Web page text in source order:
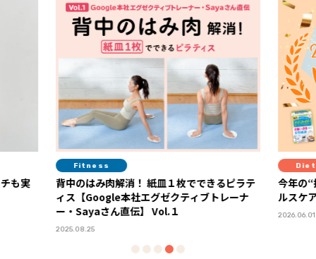
紙皿１枚でできるピラテ
グゼクティブトレーナ
今年の“推しヘルスケア”が決定！ 「
ルスケア大賞2026」ランキング発表
2026.06.01